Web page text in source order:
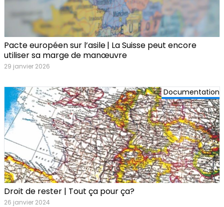
Pacte européen sur l’asile | La Suisse peut encore
utiliser sa marge de manœuvre
29 janvier 2026
Documentation
Droit de rester | Tout ça pour ça?
26 janvier 2024